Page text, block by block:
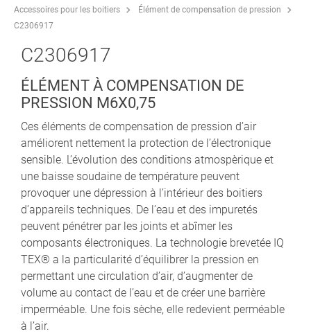
Accessoires pour les boitiers
Élément de compensation de pression
C2306917
C2306917
ÉLÉMENT À COMPENSATION DE
PRESSION M6X0,75
Ces éléments de compensation de pression d’air
améliorent nettement la protection de l’électronique
sensible. L’évolution des conditions atmospèrique et
une baisse soudaine de température peuvent
provoquer une dépression à l’intérieur des boitiers
d’appareils techniques. De l’eau et des impuretés
peuvent pénétrer par les joints et abîmer les
composants électroniques. La technologie brevetée IQ
TEX® a la particularité d’équilibrer la pression en
permettant une circulation d’air, d’augmenter de
volume au contact de l’eau et de créer une barrière
imperméable. Une fois sèche, elle redevient perméable
à l’air.